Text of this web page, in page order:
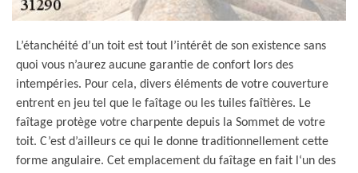
L’étanchéité d’un toit est tout l’intérêt de son existence sans
quoi vous n’aurez aucune garantie de confort lors des
intempéries. Pour cela, divers éléments de votre couverture
entrent en jeu tel que le faîtage ou les tuiles faîtières. Le
faîtage protège votre charpente depuis la Sommet de votre
toit. C’est d’ailleurs ce qui le donne traditionnellement cette
forme angulaire. Cet emplacement du faîtage en fait l‘un des